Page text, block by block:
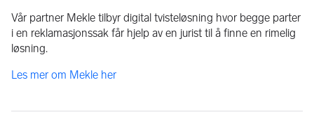
Vår partner Mekle tilbyr digital tvisteløsning hvor begge parter
i en reklamasjonssak får hjelp av en jurist til å finne en rimelig
løsning.
Les mer om Mekle her